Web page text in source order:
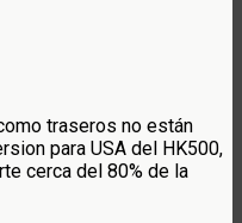
traseros no están
para USA del HK500,
cerca del 80% de la